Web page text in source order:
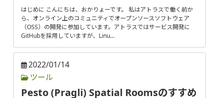
はじめに こんにちは、おかりょーです。 私はアトラスで働く前か
ら、オンライン上のコミュニティでオープンソースソフトウェア
（OSS）の開発に参加しています。アトラスではサービス開発に
GitHubを採用していますが、Linu…
2022/01/14
ツール
Pesto (Pragli) Spatial Roomsのすすめ